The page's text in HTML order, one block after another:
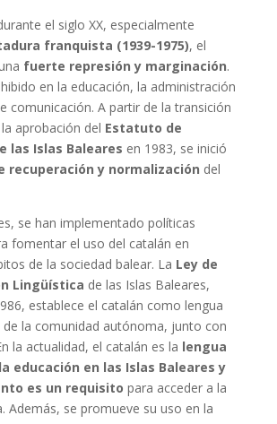
el siglo XX, especialmente
franquista (1939-1975), el
fuerte represión y marginación.
en la educación, la administración
comunicación. A partir de la transición
aprobación del Estatuto de
las Islas Baleares en 1983, se inició
recuperación y normalización del
se han implementado políticas
fomentar el uso del catalán en
de la sociedad balear. La Ley de
Lingüística de las Islas Baleares,
establece el catalán como lengua
la comunidad autónoma, junto con
la actualidad, el catalán es la lengua
educación en las Islas Baleares y
es un requisito para acceder a la
Además, se promueve su uso en la